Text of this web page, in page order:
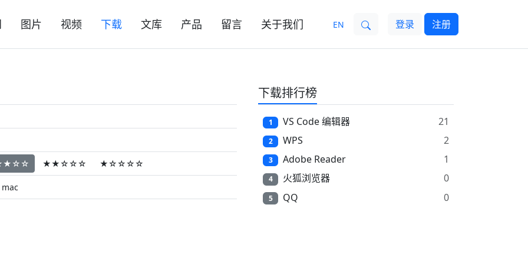
图片 视频 下载 文库 产品 留言 关于我们 EN 登录 注册
★★☆☆☆ ★☆☆☆☆
mac
下载排行榜
1 VS Code 编辑器 21
2 WPS 2
3 Adobe Reader 1
4 火狐浏览器 0
5 QQ 0